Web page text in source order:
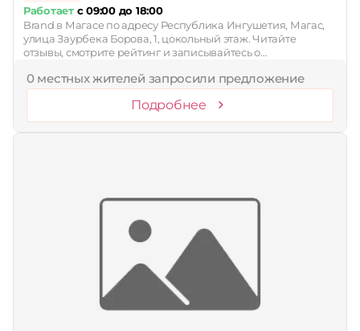
Работаетс 09:00 до 18:00
Brand в Магасе по адресу Республика Ингушетия, Магас,
улица Заурбека Борова, 1, цокольный этаж. Читайте
отзывы, смотрите рейтинг и записывайтесь о…
0 местных жителей запросили предложение
Подробнее